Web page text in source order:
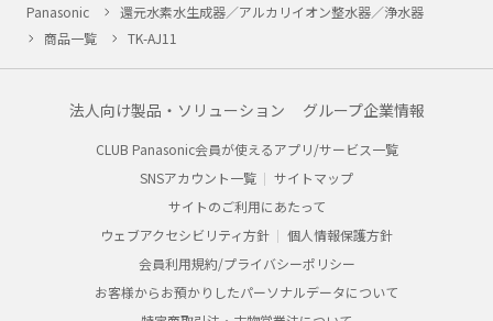
Panasonic
還元水素水生成器／アルカリイオン整水器／浄水器
商品一覧
TK-AJ11
法人向け製品・ソリューション グループ企業情報
CLUB Panasonic会員が使えるアプリ/サービス一覧
SNSアカウント一覧
サイトマップ
サイトのご利用にあたって
ウェブアクセシビリティ方針
個人情報保護方針
会員利用規約/プライバシーポリシー
お客様からお預かりしたパーソナルデータについて